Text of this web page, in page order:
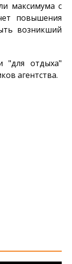
максимума с
повышения
возникший
отдыха"
агентства.